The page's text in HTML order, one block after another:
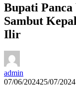
Bupati
Sambut
Ilir
admin
07/06/202425/07/2024